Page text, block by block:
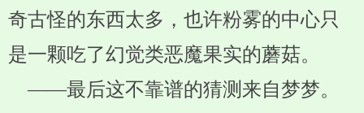
奇古怪的东西太多，也许粉雾的中心只
是一颗吃了幻觉类恶魔果实的蘑菇。
——最后这不靠谱的猜测来自梦梦。